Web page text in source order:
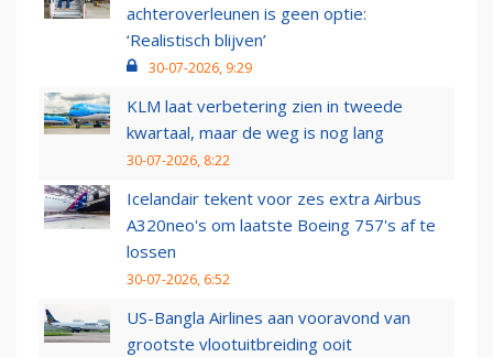
achteroverleunen is geen optie:
‘Realistisch blijven’
30-07-2026, 9:29
KLM laat verbetering zien in tweede
kwartaal, maar de weg is nog lang
30-07-2026, 8:22
Icelandair tekent voor zes extra Airbus
A320neo's om laatste Boeing 757's af te
lossen
30-07-2026, 6:52
US-Bangla Airlines aan vooravond van
grootste vlootuitbreiding ooit